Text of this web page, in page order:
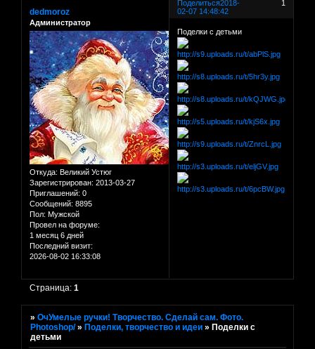
Поделиться 1
2018-
02-07 14:48:42
dedmoroz
Администратор
Откуда: Великий Устюг
Зарегистрирован: 2013-03-27
Приглашений: 0
Сообщений: 8895
Пол: Мужской
Провел на форуме:
1 месяц 6 дней
Последний визит:
2026-08-02 16:33:08
Поделки с детьми
Страница:1
»ОчУмелые ручки! Творчество. Сделай сам. Фото.
Photoshop/ »Поделки, творчество и идеи »Поделки с
детьми